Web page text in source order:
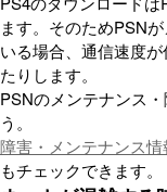
ます。そのためPSN
いる場合、通信速度
たりします。
PSNのメンテナンス
う。
障害・メンテナンス情
もチェックできます。